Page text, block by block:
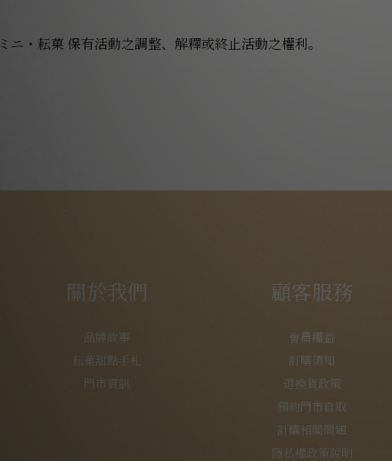
ミニ・耘菓 保有活動之調整、解釋或終止活動之權利。
關於我們
品牌故事
耘菓甜點手札
門市資訊
顧客服務
會員權益
訂購須知
退換貨政策
預約門市自取
訂購相關問題
隱私權政策說明